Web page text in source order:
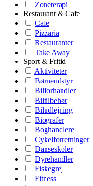
Zoneterapi
Restaurant & Cafe
Cafe
Pizzaria
Restauranter
Take Away
Sport & Fritid
Aktiviteter
Børneudstyr
Bilforhandler
Biltilbehør
Biludlejning
Biografer
Boghandlere
Cykelforretninger
Danseskoler
Dyrehandler
Fiskegrej
Fitness